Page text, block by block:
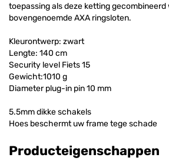
toepassing als deze ketting
bovengenoemde AXA ringsloten.
Kleurontwerp: zwart
Lengte: 140 cm
Security level Fiets 15
Gewicht:1010 g
Diameter plug-in pin 10 mm
5.5mm dikke schakels
Hoes beschermt uw frame tege schade
Producteigenschappen